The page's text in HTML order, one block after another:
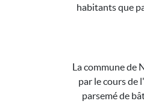
habitants que
La commune de
par le cours de
parsemé de